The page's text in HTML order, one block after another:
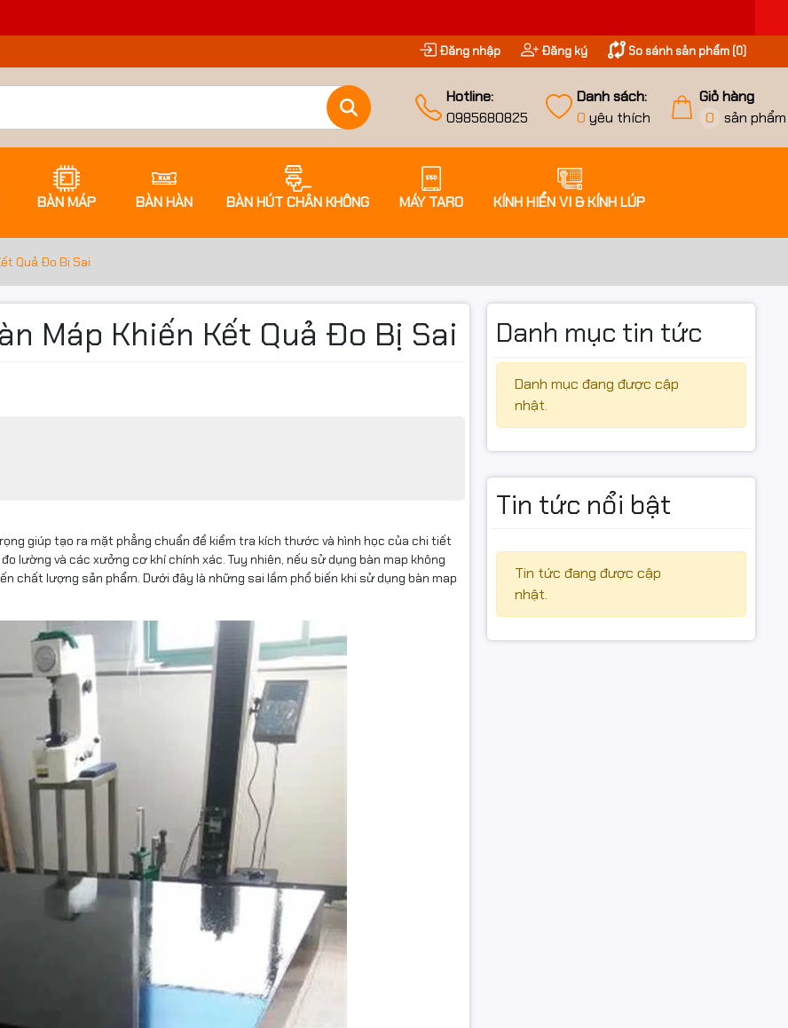
Đăng nhập Đăng ký So sánh sản phẩm (0)
Hotline:
0985680825
Danh sách:
0 yêu thích
Giỏ hàng
0 sản phẩm
BÀN MÁP BÀN HÀN BÀN HÚT CHÂN KHÔNG MÁY TARO KÍNH HIỂN VI & KÍNH LÚP
Quả Đo Bị Sai
Máp Khiến Kết Quả Đo Bị Sai
giúp tạo ra mặt phẳng chuẩn để kiểm tra kích thước và hình học của chi tiết
lường và các xưởng cơ khí chính xác. Tuy nhiên, nếu sử dụng bàn map không
chất lượng sản phẩm. Dưới đây là những sai lầm phổ biến khi sử dụng bàn map
Danh mục tin tức
Danh mục đang được cập
nhật.
Tin tức nổi bật
Tin tức đang được cập
nhật.